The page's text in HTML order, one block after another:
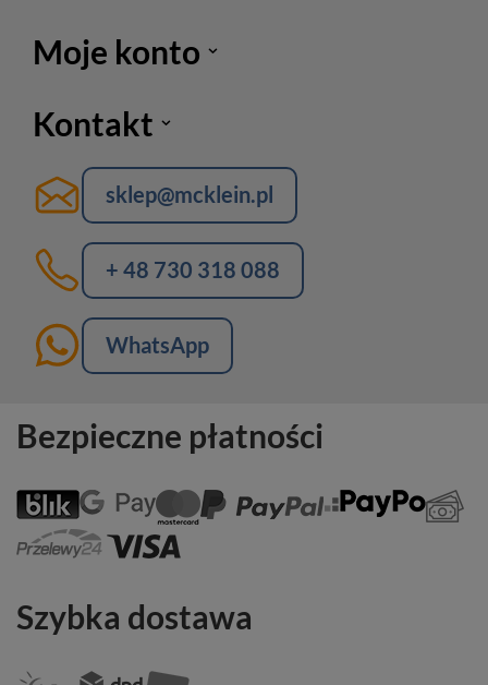
Moje konto
Kontakt
sklep@mcklein.pl
+ 48 730 318 088
WhatsApp
Bezpieczne płatności
Szybka dostawa